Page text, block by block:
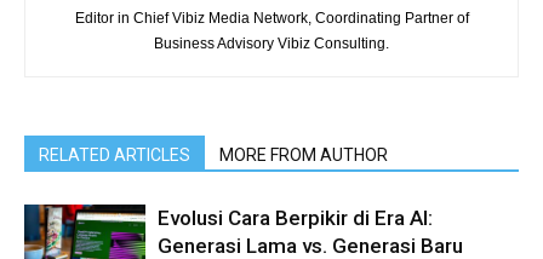
Editor in Chief Vibiz Media Network, Coordinating Partner of
Business Advisory Vibiz Consulting.
RELATED ARTICLES MORE FROM AUTHOR
Evolusi Cara Berpikir di Era AI:
Generasi Lama vs. Generasi Baru